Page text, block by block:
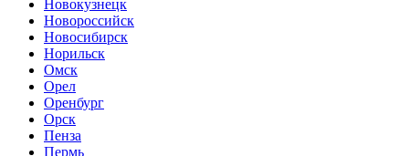
Новокузнецк
Новороссийск
Новосибирск
Норильск
Омск
Орел
Оренбург
Орск
Пенза
Пермь